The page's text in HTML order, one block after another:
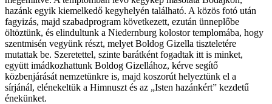
hazánk egyik kiemelkedő kegyhelyén található. A közös fotó után
fagyizás, majd szabadprogram következett, ezután ünneplőbe
öltöztünk, és elindultunk a Niedernburg kolostor templomába, hogy
szentmisén vegyünk részt, melyet Boldog Gizella tiszteletére
mutattak be. Szeretettel, szinte barátként fogadtak itt is minket,
együtt imádkozhattunk Boldog Gizellához, kérve segítő
közbenjárását nemzetünkre is, majd koszorút helyeztünk el a
sírjánál, elénekeltük a Himnuszt és az „Isten hazánkért” kezdetű
énekünket.